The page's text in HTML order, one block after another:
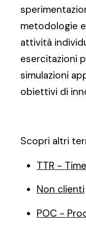
metodologie
attività
esercitazioni
simulazioni
obiettivi di
Scopri altri
TTR -
Non clienti
POC -